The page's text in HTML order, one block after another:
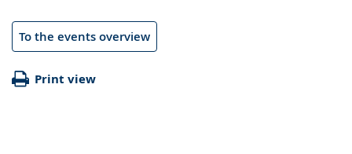
To the events overview
Print view